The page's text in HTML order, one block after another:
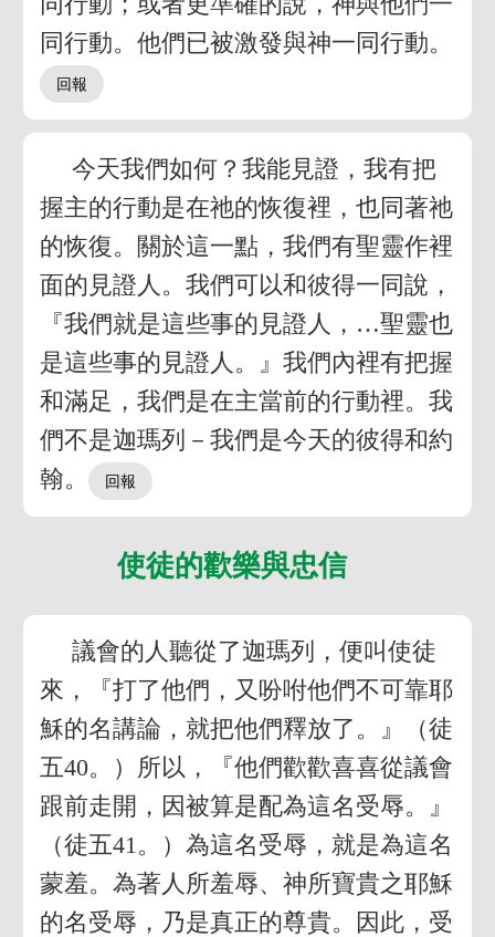
同行動。他們已被激發與神一同行動。
今天我們如何？我能見證，我有把
握主的行動是在祂的恢復裡，也同著祂
的恢復。關於這一點，我們有聖靈作裡
面的見證人。我們可以和彼得一同說，
『我們就是這些事的見證人，…聖靈也
是這些事的見證人。』我們內裡有把握
和滿足，我們是在主當前的行動裡。我
們不是迦瑪列－我們是今天的彼得和約
翰。
使徒的歡樂與忠信
議會的人聽從了迦瑪列，便叫使徒
來，『打了他們，又吩咐他們不可靠耶
穌的名講論，就把他們釋放了。』（徒
五40。）所以，『他們歡歡喜喜從議會
跟前走開，因被算是配為這名受辱。』
（徒五41。）為這名受辱，就是為這名
蒙羞。為著人所羞辱、神所寶貴之耶穌
的名受辱，乃是真正的尊貴。因此，受